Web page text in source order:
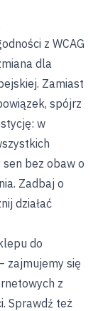
z WCAG
dla
Zamiast
spójrz
w
bez obaw o
Zadbaj o
działać
do
zajmujemy się
z
Sprawdź też